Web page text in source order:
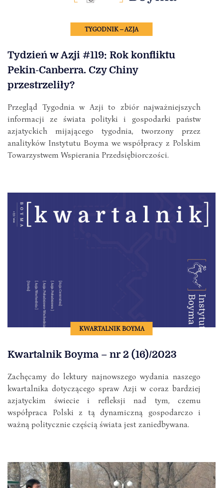
TYGODNIK – AZJA
Tydzień w Azji #119: Rok konfliktu
Pekin-Canberra. Czy Chiny
przestrzeliły?
Przegląd Tygodnia w Azji to zbiór najważniejszych
informacji ze świata polityki i gospodarki państw
azjatyckich mijającego tygodnia, tworzony przez
analityków Instytutu Boyma we współpracy z Polskim
Towarzystwem Wspierania Przedsiębiorczości.
KWARTALNIK BOYMA
Kwartalnik Boyma – nr 2 (16)/2023
Zachęcamy do lektury najnowszego wydania naszego
kwartalnika dotyczącego spraw Azji w coraz bardziej
azjatyckim świecie i refleksji nad tym, czemu
współpraca Polski z tą dynamiczną gospodarczo i
ważną politycznie częścią świata jest zaniedbywana.